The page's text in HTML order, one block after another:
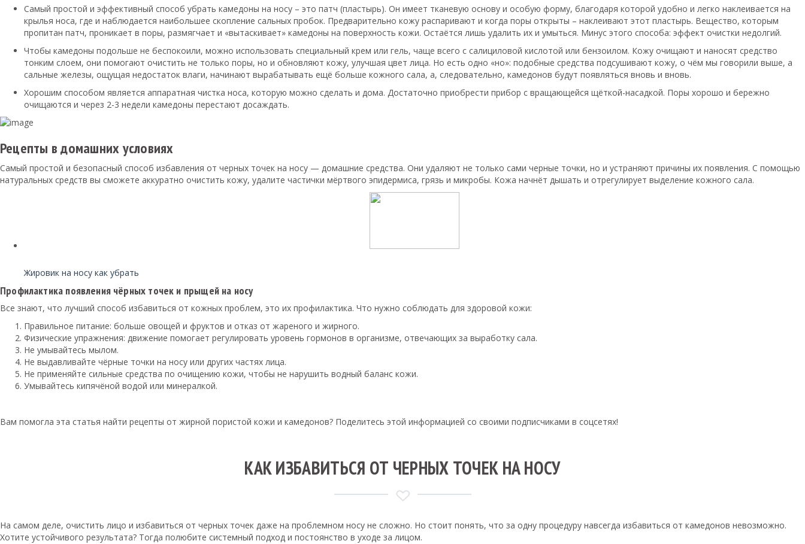
Самый простой и эффективный способ убрать камедоны на носу – это патч (пластырь). Он имеет тканевую основу и особую форму, благодаря которой удобно и легко наклеивается на
крылья носа, где и наблюдается наибольшее скопление сальных пробок. Предварительно кожу распаривают и когда поры открыты – наклеивают этот пластырь. Вещество, которым
пропитан патч, проникает в поры, размягчает и «вытаскивает» камедоны на поверхность кожи. Остаётся лишь удалить их и умыться. Минус этого способа: эффект очистки недолгий.
Чтобы камедоны подольше не беспокоили, можно использовать специальный крем или гель, чаще всего с салициловой кислотой или бензоилом. Кожу очищают и наносят средство
тонким слоем, они помогают очистить не только поры, но и обновляют кожу, улучшая цвет лица. Но есть одно «но»: подобные средства подсушивают кожу, о чём мы говорили выше, а
сальные железы, ощущая недостаток влаги, начинают вырабатывать ещё больше кожного сала, а, следовательно, камедонов будут появляться вновь и вновь.
Хорошим способом является аппаратная чистка носа, которую можно сделать и дома. Достаточно приобрести прибор с вращающейся щёткой-насадкой. Поры хорошо и бережно
очищаются и через 2-3 недели камедоны перестают досаждать.
Рецепты в домашних условиях
Самый простой и безопасный способ избавления от черных точек на носу — домашние средства. Они удаляют не только сами черные точки, но и устраняют причины их появления. С помощью
натуральных средств вы сможете аккуратно очистить кожу, удалите частички мёртвого эпидермиса, грязь и микробы. Кожа начнёт дышать и отрегулирует выделение кожного сала.
Жировик на носу как убрать
Профилактика появления чёрных точек и прыщей на носу
Все знают, что лучший способ избавиться от кожных проблем, это их профилактика. Что нужно соблюдать для здоровой кожи:
Правильное питание: больше овощей и фруктов и отказ от жареного и жирного.
Физические упражнения: движение помогает регулировать уровень гормонов в организме, отвечающих за выработку сала.
Не умывайтесь мылом.
Не выдавливайте чёрные точки на носу или других частях лица.
Не применяйте сильные средства по очищению кожи, чтобы не нарушить водный баланс кожи.
Умывайтесь кипячёной водой или минералкой.
Вам помогла эта статья найти рецепты от жирной пористой кожи и камедонов? Поделитесь этой информацией со своими подписчиками в соцсетях!
КАК ИЗБАВИТЬСЯ ОТ ЧЕРНЫХ ТОЧЕК НА НОСУ
На самом деле, очистить лицо и избавиться от черных точек даже на проблемном носу не сложно. Но стоит понять, что за одну процедуру навсегда избавиться от камедонов невозможно.
Хотите устойчивого результата? Тогда полюбите системный подход и постоянство в уходе за лицом.